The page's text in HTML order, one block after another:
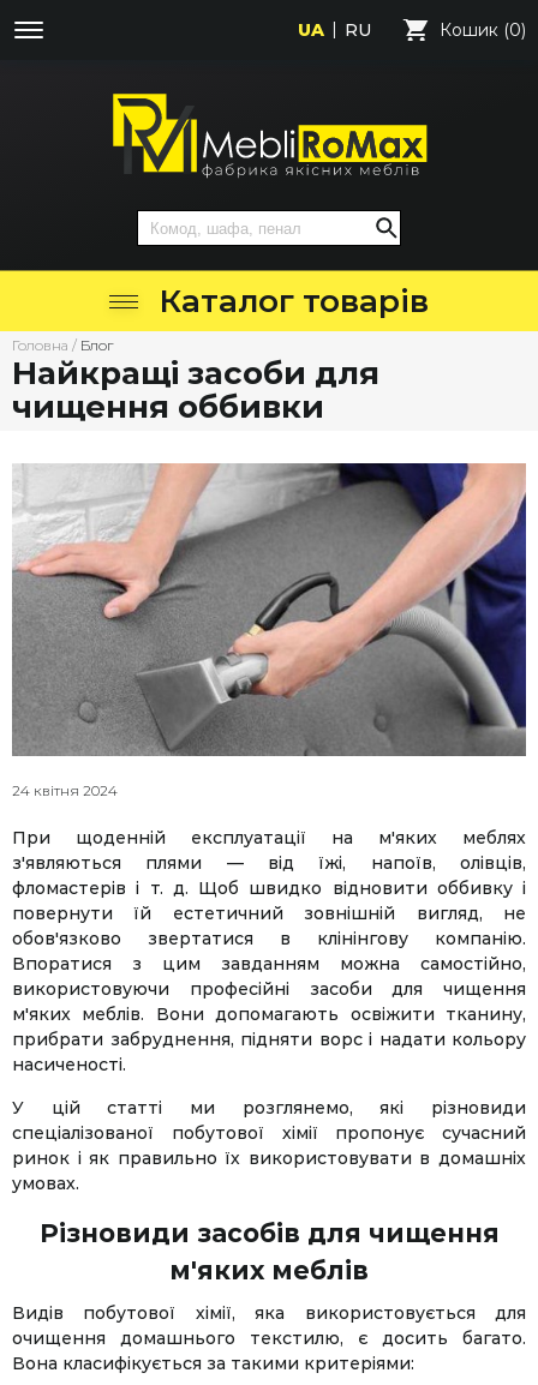
UA RU Кошик (0)
Каталог товарів
Головна / Блог
Найкращі засоби для
чищення оббивки
24 квітня 2024
При щоденній експлуатації на м'яких меблях
з'являються плями — від їжі, напоїв, олівців,
фломастерів і т. д. Щоб швидко відновити оббивку і
повернути їй естетичний зовнішній вигляд, не
обов'язково звертатися в клінінгову компанію.
Впоратися з цим завданням можна самостійно,
використовуючи професійні засоби для чищення
м'яких меблів. Вони допомагають освіжити тканину,
прибрати забруднення, підняти ворс і надати кольору
насиченості.
У цій статті ми розглянемо, які різновиди
спеціалізованої побутової хімії пропонує сучасний
ринок і як правильно їх використовувати в домашніх
умовах.
Різновиди засобів для чищення
м'яких меблів
Видів побутової хімії, яка використовується для
очищення домашнього текстилю, є досить багато.
Вона класифікується за такими критеріями: